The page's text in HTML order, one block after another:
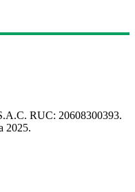
RUC: 20608300393.
2025.